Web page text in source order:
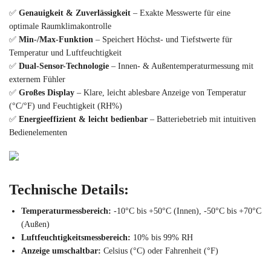
✅ Genauigkeit & Zuverlässigkeit – Exakte Messwerte für eine
optimale Raumklimakontrolle
✅ Min-/Max-Funktion – Speichert Höchst- und Tiefstwerte für
Temperatur und Luftfeuchtigkeit
✅ Dual-Sensor-Technologie – Innen- & Außentemperaturmessung mit
externem Fühler
✅ Großes Display – Klare, leicht ablesbare Anzeige von Temperatur
(°C/°F) und Feuchtigkeit (RH%)
✅ Energieeffizient & leicht bedienbar – Batteriebetrieb mit intuitiven
Bedienelementen
Technische Details:
Temperaturmessbereich: -10°C bis +50°C (Innen), -50°C bis +70°C
(Außen)
Luftfeuchtigkeitsmessbereich: 10% bis 99% RH
Anzeige umschaltbar: Celsius (°C) oder Fahrenheit (°F)